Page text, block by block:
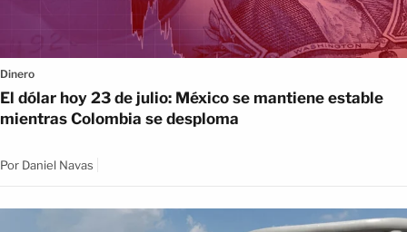
Dinero
El dólar hoy 23 de julio: México se mantiene estable
mientras Colombia se desploma
Por Daniel Navas